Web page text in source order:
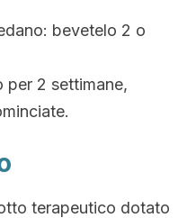
bevetelo 2 o
per 2 settimane,
terapeutico dotato